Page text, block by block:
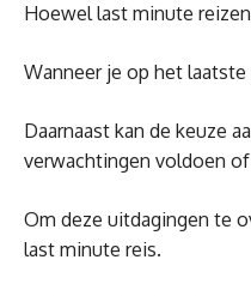
Hoewel last minute
Wanneer je op het
Daarnaast kan de keuze
verwachtingen voldoen
Om deze uitdagingen te
last minute reis.